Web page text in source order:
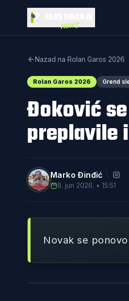
news
Nazad na Rolan Garos 2026
Rolan Garos 2026 Grend
Đoković
preplavile
Marko Đinđić
8. jun 2026. • 15:51
Novak se